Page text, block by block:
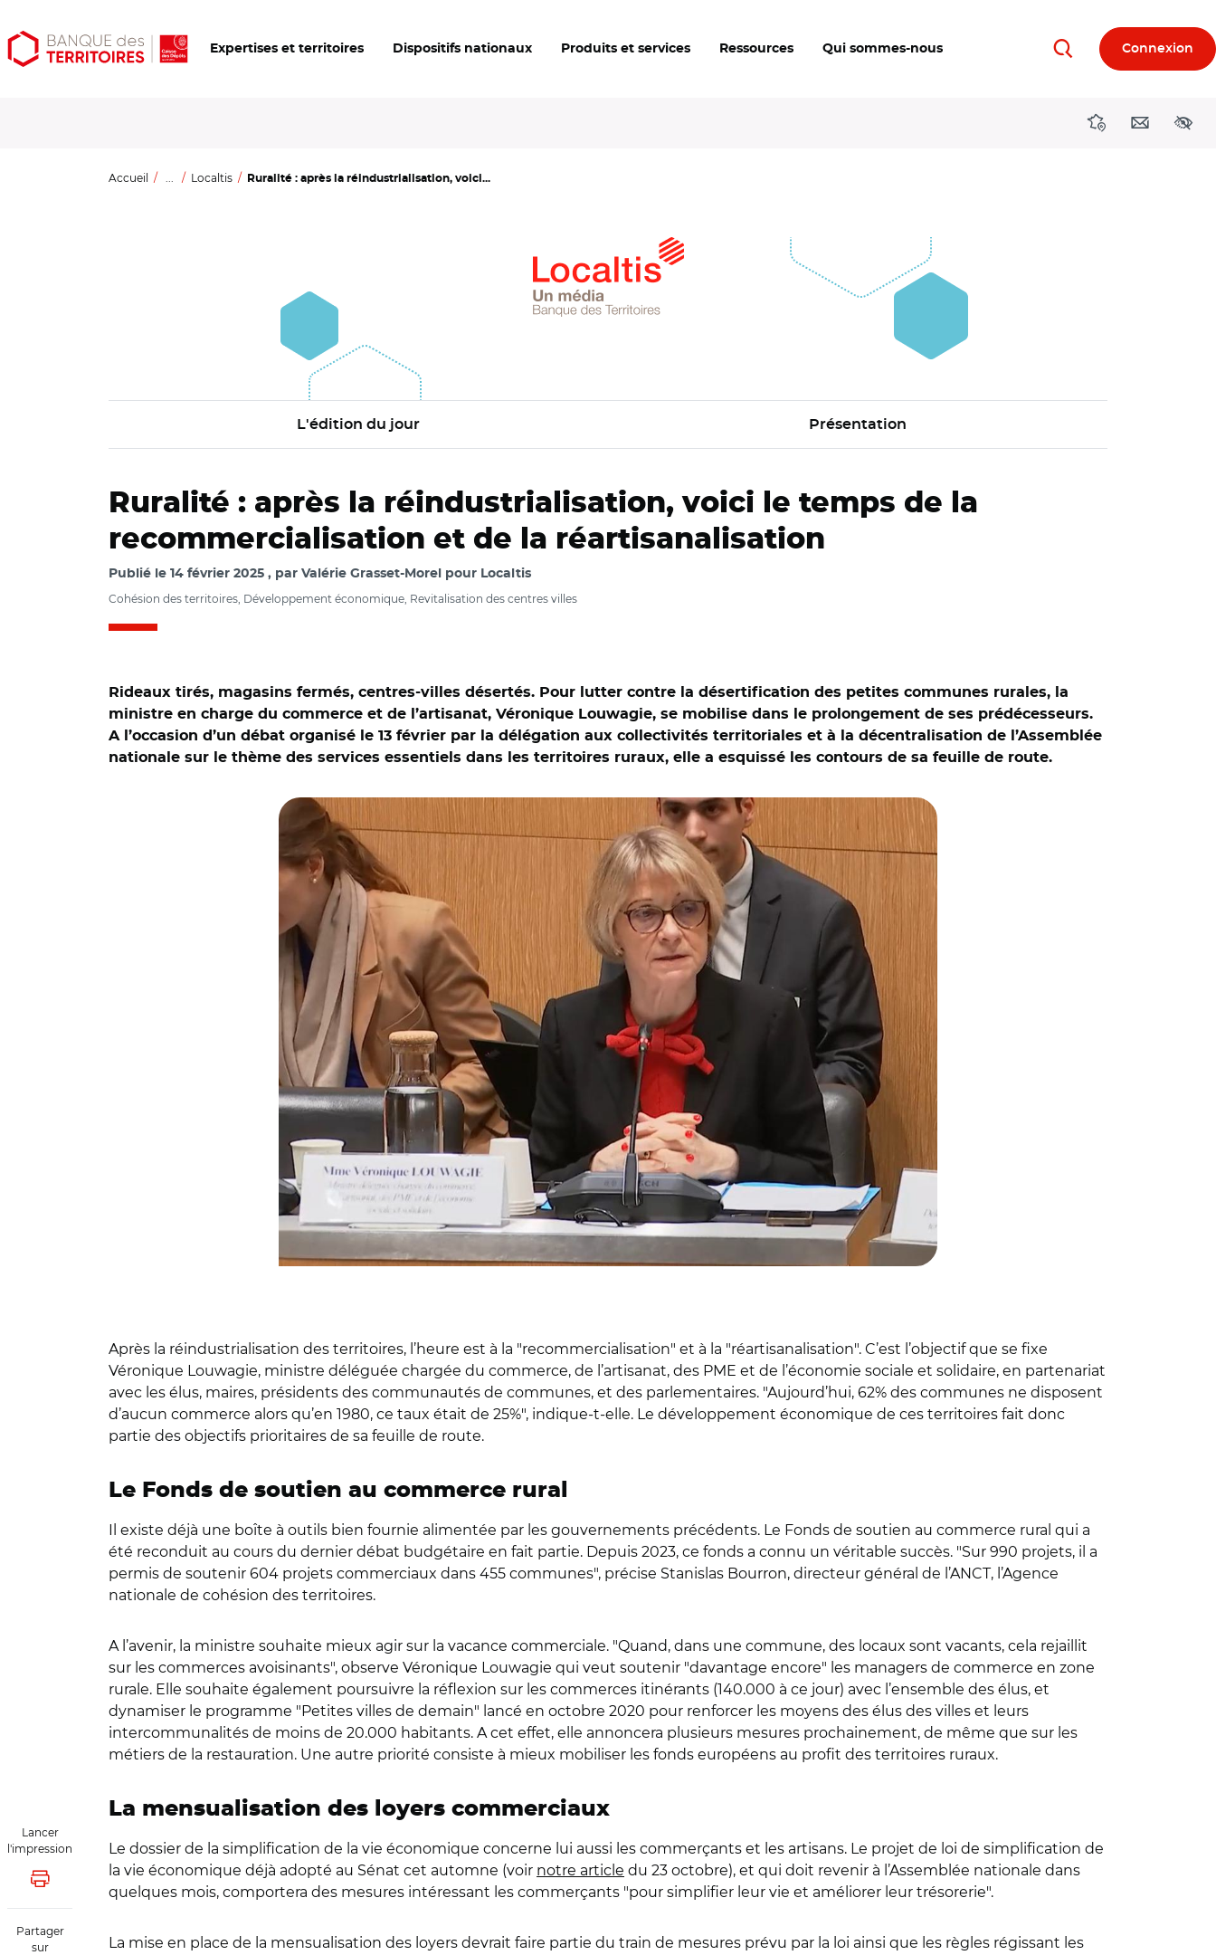
Aller
au
Aller
au
Ouvrir
les
Expertises et territoires Dispositifs nationaux Produits et services Ressources Qui sommes-nous RechercherConnexion
DirectionsContact
Accueil ... Localtis Ruralité : après la réindustrialisation, voici...
L'édition du jour Présentation
Lancer
l'impression
Lancer l'impression
Partager
sur
Ruralité : après la réindustrialisation, voici le temps de la
recommercialisation et de la réartisanalisation
Publié le 14 février 2025 par Valérie Grasset-Morel pour Localtis
Cohésion des territoires, Développement économique, Revitalisation des centres villes
Rideaux tirés, magasins fermés, centres-villes désertés. Pour lutter contre la désertification des petites communes rurales, la
ministre en charge du commerce et de l’artisanat, Véronique Louwagie, se mobilise dans le prolongement de ses prédécesseurs.
A l’occasion d’un débat organisé le 13 février par la délégation aux collectivités territoriales et à la décentralisation de l’Assemblée
nationale sur le thème des services essentiels dans les territoires ruraux, elle a esquissé les contours de sa feuille de route.
Après la réindustrialisation des territoires, l’heure est à la "recommercialisation" et à la "réartisanalisation". C’est l’objectif que se fixe
Véronique Louwagie, ministre déléguée chargée du commerce, de l’artisanat, des PME et de l’économie sociale et solidaire, en partenariat
avec les élus, maires, présidents des communautés de communes, et des parlementaires. "Aujourd’hui, 62% des communes ne disposent
d’aucun commerce alors qu’en 1980, ce taux était de 25%", indique-t-elle. Le développement économique de ces territoires fait donc
partie des objectifs prioritaires de sa feuille de route.
Le Fonds de soutien au commerce rural
Il existe déjà une boîte à outils bien fournie alimentée par les gouvernements précédents. Le Fonds de soutien au commerce rural qui a
été reconduit au cours du dernier débat budgétaire en fait partie. Depuis 2023, ce fonds a connu un véritable succès. "Sur 990 projets, il a
permis de soutenir 604 projets commerciaux dans 455 communes", précise Stanislas Bourron, directeur général de l’ANCT, l’Agence
nationale de cohésion des territoires.
A l’avenir, la ministre souhaite mieux agir sur la vacance commerciale. "Quand, dans une commune, des locaux sont vacants, cela rejaillit
sur les commerces avoisinants", observe Véronique Louwagie qui veut soutenir "davantage encore" les managers de commerce en zone
rurale. Elle souhaite également poursuivre la réflexion sur les commerces itinérants (140.000 à ce jour) avec l’ensemble des élus, et
dynamiser le programme "Petites villes de demain" lancé en octobre 2020 pour renforcer les moyens des élus des villes et leurs
intercommunalités de moins de 20.000 habitants. A cet effet, elle annoncera plusieurs mesures prochainement, de même que sur les
métiers de la restauration. Une autre priorité consiste à mieux mobiliser les fonds européens au profit des territoires ruraux.
La mensualisation des loyers commerciaux
Le dossier de la simplification de la vie économique concerne lui aussi les commerçants et les artisans. Le projet de loi de simplification de
la vie économique déjà adopté au Sénat cet automne (voir notre article du 23 octobre), et qui doit revenir à l’Assemblée nationale dans
quelques mois, comportera des mesures intéressant les commerçants "pour simplifier leur vie et améliorer leur trésorerie".
La mise en place de la mensualisation des loyers devrait faire partie du train de mesures prévu par la loi ainsi que les règles régissant les